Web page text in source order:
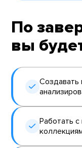
По
вы
Создавать
Работать